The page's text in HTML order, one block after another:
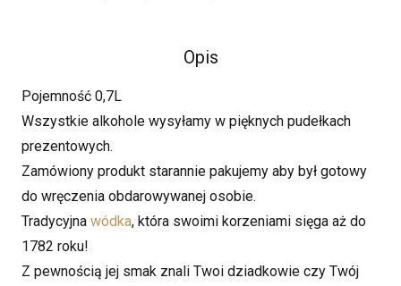
Opis
Pojemność 0,7L
Wszystkie alkohole wysyłamy w pięknych pudełkach
prezentowych.
Zamówiony produkt starannie pakujemy aby był gotowy
do wręczenia obdarowywanej osobie.
Tradycyjna wódka, która swoimi korzeniami sięga aż do
1782 roku!
Z pewnością jej smak znali Twoi dziadkowie czy Twój